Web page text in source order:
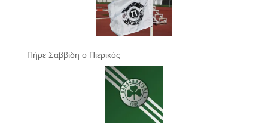
Πήρε Σαββίδη ο Πιερικός